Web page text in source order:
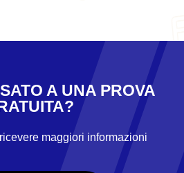
A UNA PROVA
maggiori informazioni